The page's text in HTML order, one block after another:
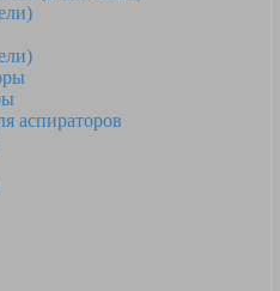
аспираторов